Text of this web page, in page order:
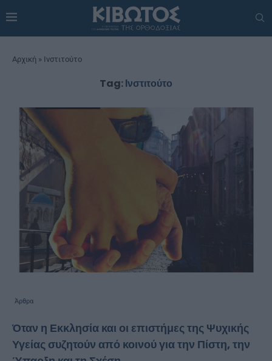
Αρχική » Ινστιτούτο
Tag:Ινστιτούτο
Άρθρα
Όταν η Εκκλησία και οι επιστήμες της Ψυχικής
Υγείας συζητούν από κοινού για την Πίστη, την